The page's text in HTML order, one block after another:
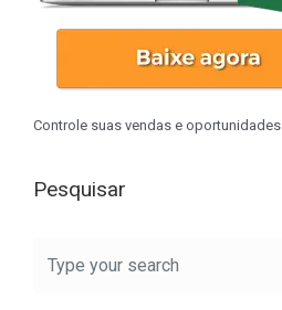
Controle suas vendas e oportunidades
Pesquisar